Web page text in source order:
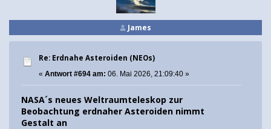
James
Re: Erdnahe Asteroiden (NEOs)
« Antwort #694 am: 06. Mai 2026, 21:09:40 »
NASA´s neues Weltraumteleskop zur
Beobachtung erdnaher Asteroiden nimmt
Gestalt an